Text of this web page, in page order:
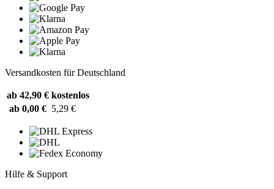
Versandkosten für Deutschland
ab 42,90 € kostenlos
ab 0,00 € 5,29 €
Hilfe & Support